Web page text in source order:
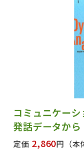
コミュニケー
発話データから
定価 2,860円 （